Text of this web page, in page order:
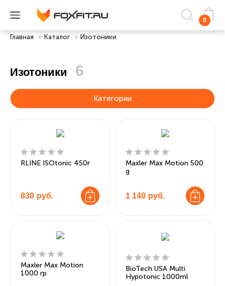
0
Главная » Каталог » Изотоники
Изотоники 6
Категории
RLINE ISOtonic 450г
830 руб.
Maxler Max Motion 500
g
1 140 руб.
Maxler Max Motion
1000 гр
BioTech USA Multi
Hypotonic 1000ml